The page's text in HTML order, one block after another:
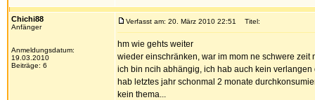
Chichi88
Anfänger
Anmeldungsdatum:
19.03.2010
Beiträge: 6
Verfasst am: 20. März 2010 22:51 Titel:
hm wie gehts weiter
wieder einschränken, war im mom ne schwere
ich bin ncih abhängig, ich hab auch kein
hab letztes jahr schonmal 2 monate
kein thema...